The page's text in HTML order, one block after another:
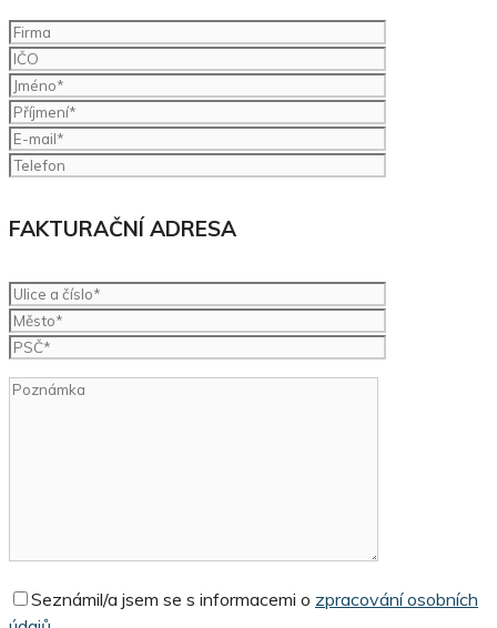
FAKTURAČNÍ ADRESA
Seznámil/a jsem se s informacemi o zpracování osobních